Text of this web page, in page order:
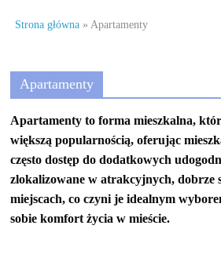
dla
firm
–
jak
prowadzić
działalność
Strona główna »Apartamenty
Apartamenty
Apartamenty to forma mieszkalna,
większą popularnością, oferując
często dostęp do dodatkowych
zlokalizowane w atrakcyjnych, dobrze
miejscach, co czyni je idealnym
sobie komfort życia w mieście.